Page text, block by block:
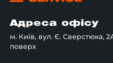
Адреса офісу
м. Київ, вул. Є. Сверстюка,
поверх